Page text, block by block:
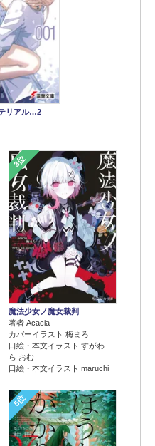
リアル…2
3位
魔法少女ノ魔女裁判
著者 Acacia
カバーイラスト 梅まろ
口絵・本文イラスト すがわ
ら おむ
口絵・本文イラスト maruchi
5位